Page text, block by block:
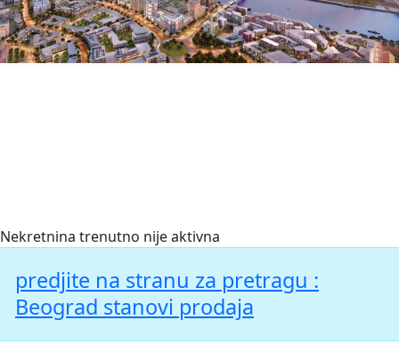
BerzaNekretnina.org
Nekretnina trenutno nije aktivna
predjite na stranu za pretragu :
Beograd stanovi prodaja